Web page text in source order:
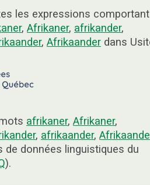
les expressions comportant
, Afrikaner, afrikander,
, Afrikaander dans
afrikaner, Afrikaner,
, afrikaander,
de données linguistiques du
).